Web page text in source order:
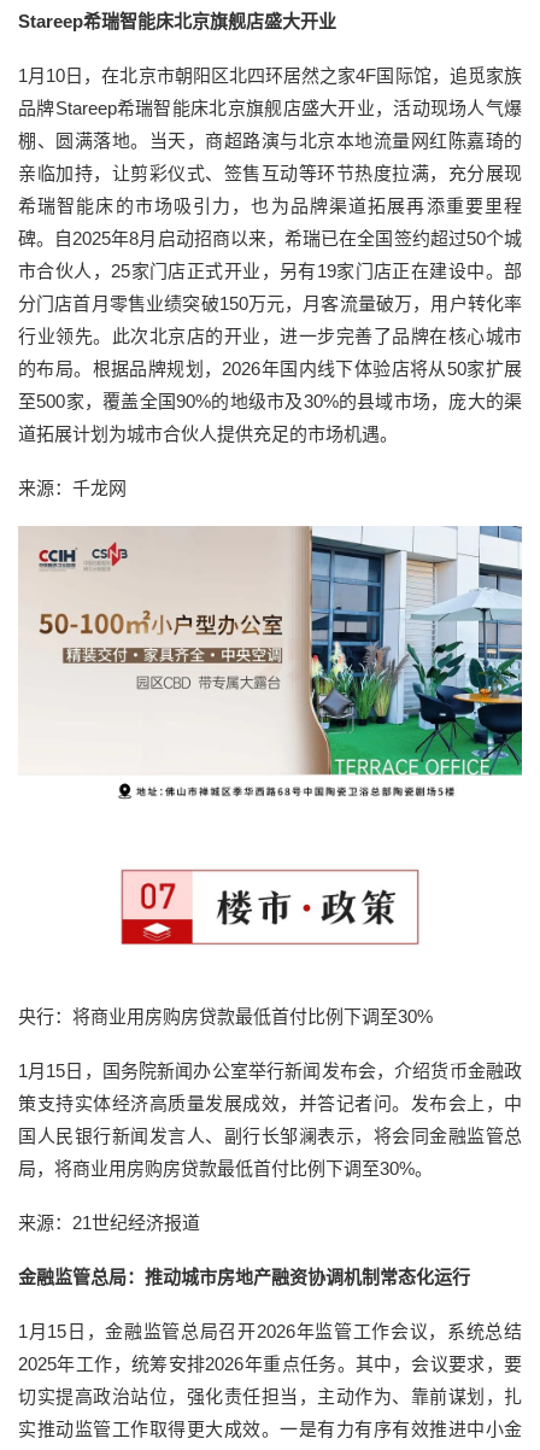
Stareep希瑞智能床北京旗舰店盛大开业
1月10日，在北京市朝阳区北四环居然之家4F国际馆，追觅家族
品牌Stareep希瑞智能床北京旗舰店盛大开业，活动现场人气爆
棚、圆满落地。当天，商超路演与北京本地流量网红陈嘉琦的
亲临加持，让剪彩仪式、签售互动等环节热度拉满，充分展现
希瑞智能床的市场吸引力，也为品牌渠道拓展再添重要里程
碑。自2025年8月启动招商以来，希瑞已在全国签约超过50个城
市合伙人，25家门店正式开业，另有19家门店正在建设中。部
分门店首月零售业绩突破150万元，月客流量破万，用户转化率
行业领先。此次北京店的开业，进一步完善了品牌在核心城市
的布局。根据品牌规划，2026年国内线下体验店将从50家扩展
至500家，覆盖全国90%的地级市及30%的县域市场，庞大的渠
道拓展计划为城市合伙人提供充足的市场机遇。
来源：千龙网
央行：将商业用房购房贷款最低首付比例下调至30%
1月15日，国务院新闻办公室举行新闻发布会，介绍货币金融政
策支持实体经济高质量发展成效，并答记者问。发布会上，中
国人民银行新闻发言人、副行长邹澜表示，将会同金融监管总
局，将商业用房购房贷款最低首付比例下调至30%。
来源：21世纪经济报道
金融监管总局：推动城市房地产融资协调机制常态化运行
1月15日，金融监管总局召开2026年监管工作会议，系统总结
2025年工作，统筹安排2026年重点任务。其中，会议要求，要
切实提高政治站位，强化责任担当，主动作为、靠前谋划，扎
实推动监管工作取得更大成效。一是有力有序有效推进中小金